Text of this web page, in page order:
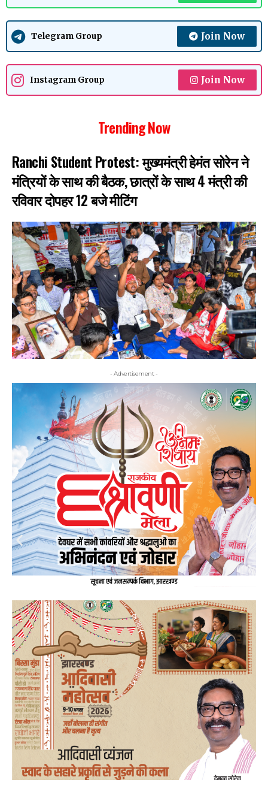
Telegram Group Join Now
Instagram Group Join Now
Trending Now
Ranchi Student Protest: मुख्यमंत्री हेमंत सोरेन ने
मंत्रियों के साथ की बैठक, छात्रों के साथ 4 मंत्री की
रविवार दोपहर 12 बजे मीटिंग
- Advertisement -